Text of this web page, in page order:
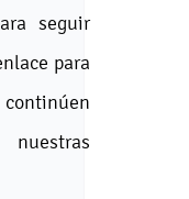
seguir
para